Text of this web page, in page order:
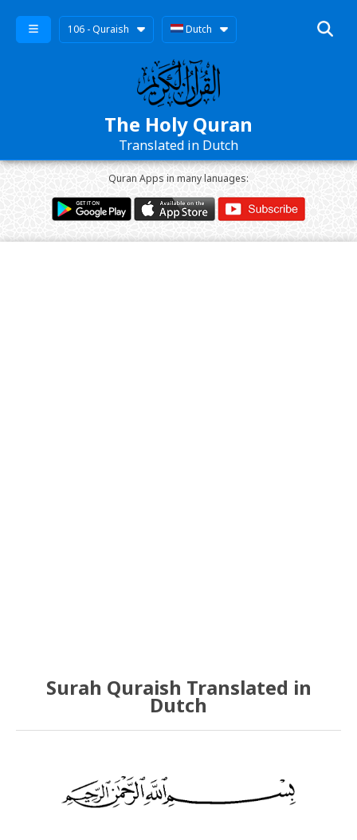
106 - Quraish Dutch
The Holy Quran
Translated in Dutch
Quran Apps in many lanuages:
Surah Quraish Translated in
Dutch